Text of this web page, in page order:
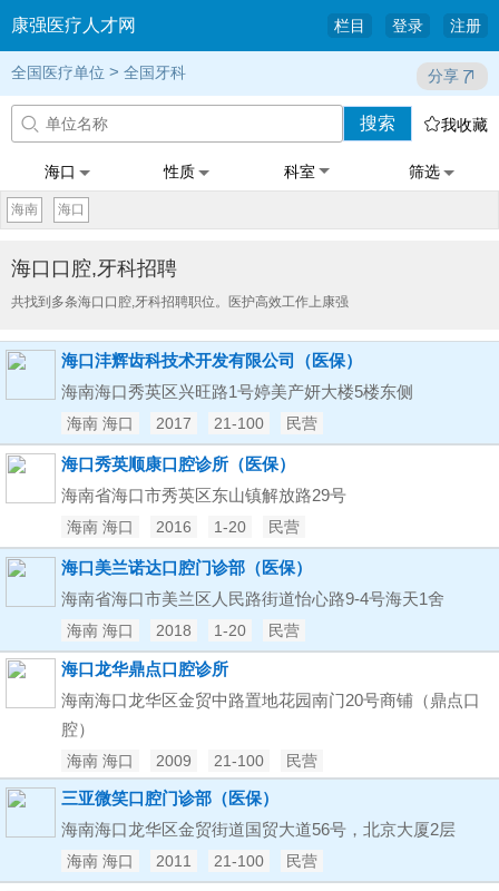
康强医疗人才网 栏目 登录 注册
全国医疗单位 > 全国牙科 分享
 搜索 我收藏
海口 性质 科室 筛选
海南 海口
海口口腔,牙科招聘
共找到多条海口口腔,牙科招聘职位。医护高效工作上康强
海口沣辉齿科技术开发有限公司（医保）
海南海口秀英区兴旺路1号婷美产妍大楼5楼东侧
海南 海口 2017 21-100 民营
海口秀英顺康口腔诊所（医保）
海南省海口市秀英区东山镇解放路29号
海南 海口 2016 1-20 民营
海口美兰诺达口腔门诊部（医保）
海南省海口市美兰区人民路街道怡心路9-4号海天1舍
海南 海口 2018 1-20 民营
海口龙华鼎点口腔诊所
海南海口龙华区金贸中路置地花园南门20号商铺（鼎点口
腔）
海南 海口 2009 21-100 民营
三亚微笑口腔门诊部（医保）
海南海口龙华区金贸街道国贸大道56号，北京大厦2层
海南 海口 2011 21-100 民营